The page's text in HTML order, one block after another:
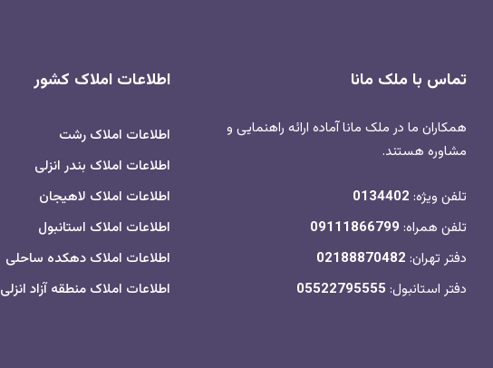
تماس با ملک مانا
همکاران ما در ملک مانا آماده ارائه راهنمایی و
مشاوره هستند.
تلفن ویژه: 0134402
تلفن همراه: 09111866799
دفتر تهران: 02188870482
دفتر استانبول: 05522795555
اطلاعات املاک کشور
اطلاعات املاک رشت
اطلاعات املاک بندر انزلی
اطلاعات املاک لاهیجان
اطلاعات املاک استانبول
اطلاعات املاک دهکده ساحلی
اطلاعات املاک منطقه آزاد انزلی